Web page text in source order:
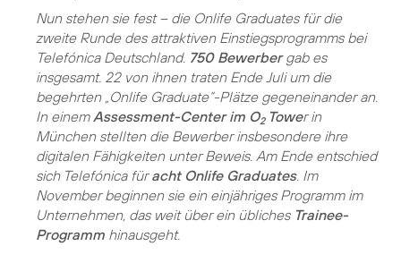
Nun stehen sie fest – die Onlife Graduates für die
zweite Runde des attraktiven Einstiegsprogramms bei
Telefónica Deutschland. 750 Bewerbergab es
insgesamt. 22 von ihnen traten Ende Juli um die
begehrten „Onlife Graduate“-Plätze gegeneinander an.
In einemAssessment-Center im O2Tower in
München stellten die Bewerber insbesondere ihre
digitalen Fähigkeiten unter Beweis. Am Ende entschied
sich Telefónica füracht Onlife Graduates. Im
November beginnen sie ein einjähriges Programm im
Unternehmen, das weit über ein übliches Trainee-
Programm hinausgeht.